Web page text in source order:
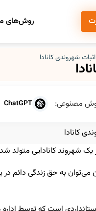
روش‌های
اثبات شهروندی کانادا
مصنوعی: ChatGPT
کانادا
از یک شهروند کانادایی
می‌توان به حق زندگی دائم